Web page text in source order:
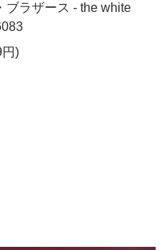
ブラザース - the white
)